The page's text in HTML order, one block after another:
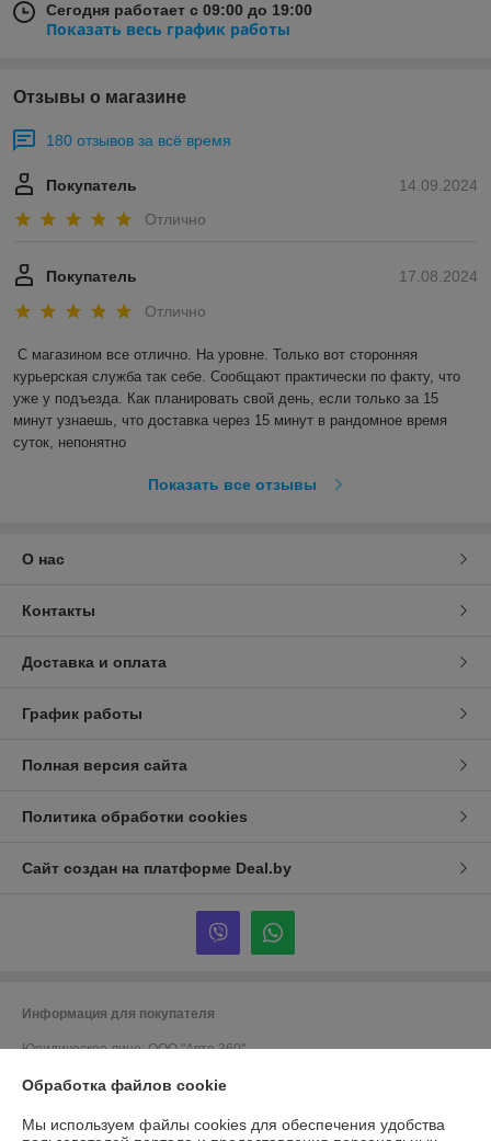
Сегодня работает с 09:00 до 19:00
Показать весь график работы
Отзывы о магазине
180 отзывов за всё время
14.09.2024
Покупатель
Отлично
17.08.2024
Покупатель
Отлично
С магазином все отлично. На уровне. Только вот сторонняя
курьерская служба так себе. Сообщают практически по факту, что
уже у подъезда. Как планировать свой день, если только за 15
минут узнаешь, что доставка через 15 минут в рандомное время
суток, непонятно
Показать все отзывы
О нас
Контакты
Доставка и оплата
График работы
Полная версия сайта
Политика обработки cookies
Сайт создан на платформе Deal.by
Информация для покупателя
Юридическое лицо:ООО "Авто 360"
Регистрационный номер ЕГР: 191635176
УНП: 191635176
Обработка файлов cookie
Мы используем файлы cookies для обеспечения удобства